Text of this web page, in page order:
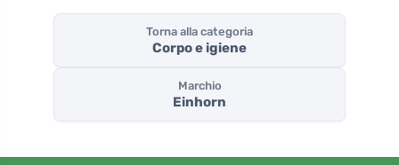
Torna alla categoria
Corpo e igiene
Marchio
Einhorn